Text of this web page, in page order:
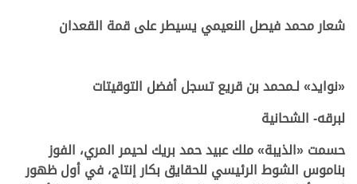
شعار محمد فيصل النعيمي يسيطر على قمة القعدان
«نوايد» لـمحمد بن قريع تسجل أفضل التوقيتات
لبرقه- الشحانية
حسمت«الذيبة»ملكعبيد حمد بريك لحيمر المري، الفوز
بناموس الشوطالرئيسي للحقايقبكارإنتاج،فيأولظهور